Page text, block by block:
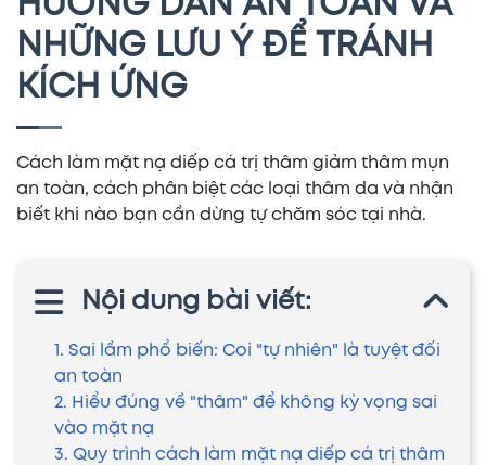
NHỮNG LƯU Ý ĐỂ TRÁNH
KÍCH ỨNG
Cách làm mặt nạ diếp cá trị thâm giảm thâm mụn
an toàn, cách phân biệt các loại thâm da và nhận
biết khi nào bạn cần dừng tự chăm sóc tại nhà.
Nội dung bài viết:
1. Sai lầm phổ biến: Coi "tự nhiên" là tuyệt đối
an toàn
2. Hiểu đúng về "thâm" để không kỳ vọng sai
vào mặt nạ
3. Quy trình cách làm mặt nạ diếp cá trị thâm